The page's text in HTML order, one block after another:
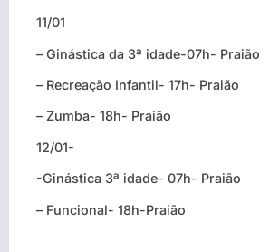
11/01
– Ginástica da 3ª idade-07h- Praião
– Recreação Infantil- 17h- Praião
– Zumba- 18h- Praião
12/01-
-Ginástica 3ª idade- 07h- Praião
– Funcional- 18h-Praião